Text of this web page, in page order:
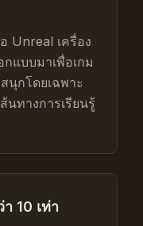
Unreal เครื่อง
แบบมาเพื่อเกม
นุกโดยเฉพาะ
นทางการเรียนรู้
10 เท่า